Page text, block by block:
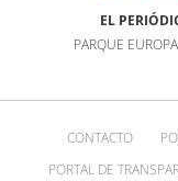
EL
PARQUE
CONTACTO
PORTAL DE